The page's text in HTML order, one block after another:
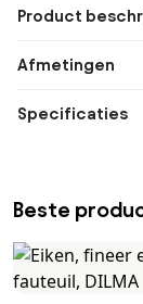
Product
Afmetingen
Specificaties
Beste